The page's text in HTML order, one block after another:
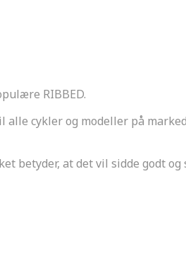
RIBBED.
cykler og modeller på
betyder, at det vil sidde godt og